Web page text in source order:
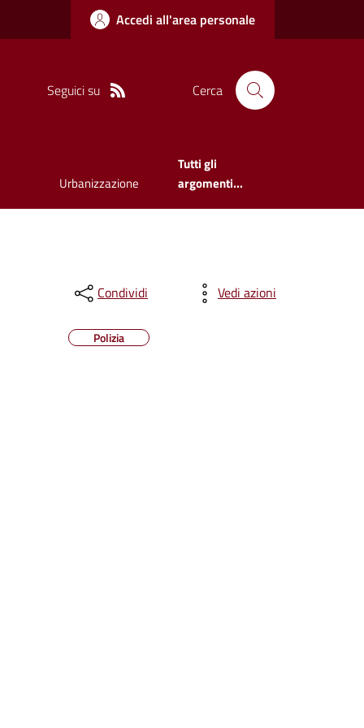
Accedi all'area personale
Seguici su Cerca
Urbanizzazione
Tutti gli
argomenti...
Condividi Vedi azioni
Polizia